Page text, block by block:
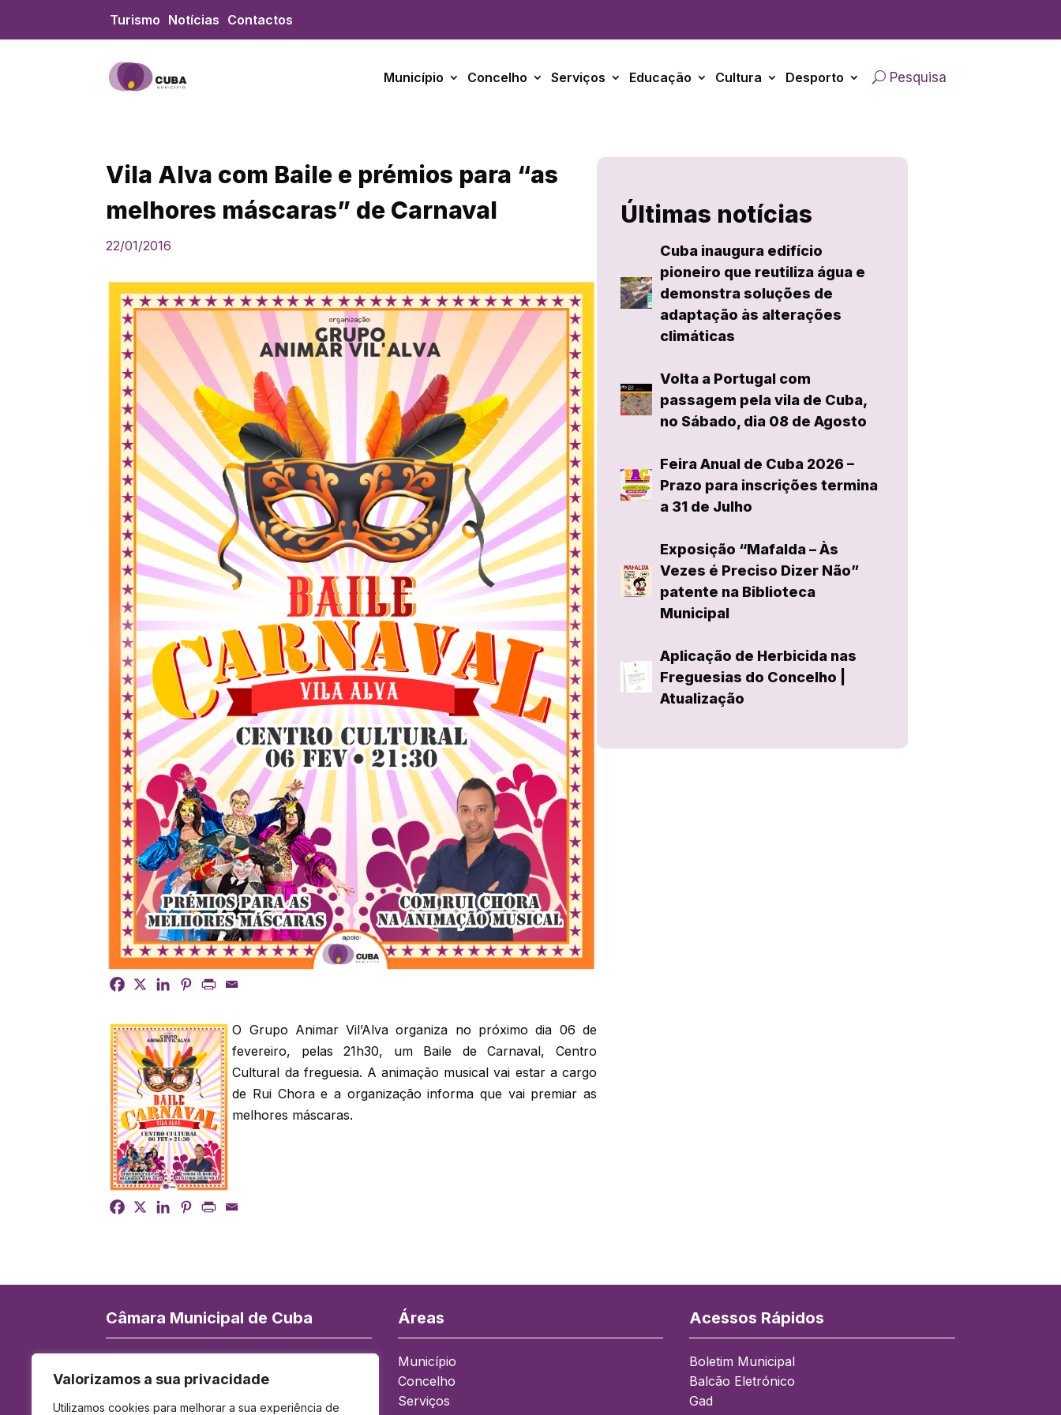
content
Valorizamos a sua privacidade
Utilizamos cookies para melhorar a sua experiência de
Turismo Notícias Contactos
Município Concelho Serviços Educação Cultura Desporto Pesquisa
Vila Alva com Baile e prémios para “as
melhores máscaras” de Carnaval
22/01/2016
O Grupo Animar Vil’Alva organiza no próximo dia 06 de
fevereiro, pelas 21h30, um Baile de Carnaval, Centro
Cultural da freguesia. A animação musical vai estar a cargo
de Rui Chora e a organização informa que vai premiar as
melhores máscaras.
Últimas notícias
Cuba inaugura edifício
pioneiro que reutiliza água e
demonstra soluções de
adaptação às alterações
climáticas
Volta a Portugal com
passagem pela vila de Cuba,
no Sábado, dia 08 de Agosto
Feira Anual de Cuba 2026 –
Prazo para inscrições termina
a 31 de Julho
Exposição “Mafalda – Às
Vezes é Preciso Dizer Não”
patente na Biblioteca
Municipal
Aplicação de Herbicida nas
Freguesias do Concelho |
Atualização
Câmara Municipal de Cuba
284 419 900
Áreas
Município
Concelho
Serviços
Acessos Rápidos
Boletim Municipal
Balcão Eletrónico
Gad